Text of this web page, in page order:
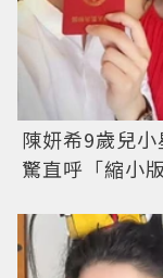
陳妍希9歲兒
驚直呼「縮小